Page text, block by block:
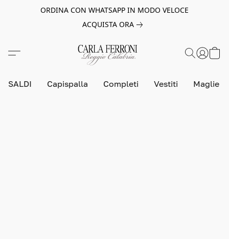
ORDINA CON WHATSAPP IN MODO VELOCE
ACQUISTA ORA
SALDI Capispalla Completi Vestiti Maglie e